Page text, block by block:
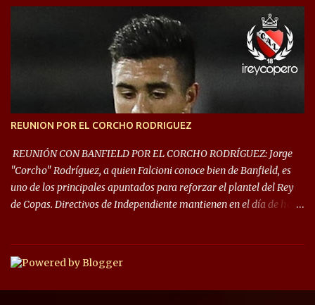
que iniciará en fase de grupos con 6 partidos, de los cuales sólo los
primeros de cada grupo jugarán los 8vos. con los 3ros. mejores de
las fases de grupos de la #CopaLibertadores 2021. ¡Este año hay
noche de Copas Rey! ⚽🇦🇹👑🏆.
REUNION POR EL CORCHO RODRIGUEZ
REUNIÓN CON BANFIELD POR EL CORCHO RODRÍGUEZ: Jorge
"Corcho" Rodríguez, a quien Falcioni conoce bien de Banfield, es
uno de los principales apuntados para reforzar el plantel del Rey
de Copas. Directivos de Independiente mantienen en el día de hoy
préstamo con opción de compra pero, por lo que se sabe, Banfield
busca vender al menos el 50% del pase por una cifra cercana a los
1,5 millones de dólares. El volante central titular del Banfield y